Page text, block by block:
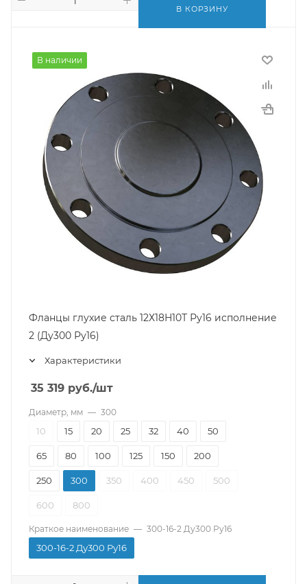
В КОРЗИНУ
В наличии
Фланцы глухие сталь 12Х18Н10Т Ру16 исполнение
2 (Ду300 Ру16)
Характеристики
35 319 руб./шт
Диаметр, мм — 300
10 15 20 25 32 40 50
65 80 100 125 150 200
250 300 350 400 450 500
600 800
Краткое наименование — 300-16-2 Ду300 Ру16
300-16-2 Ду300 Ру16